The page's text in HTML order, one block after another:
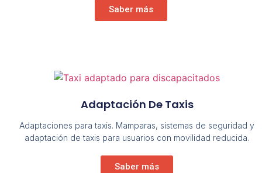
Saber más
Adaptación De Taxis
Adaptaciones para taxis. Mamparas, sistemas de seguridad y
adaptación de taxis para usuarios con movilidad reducida.
Saber más